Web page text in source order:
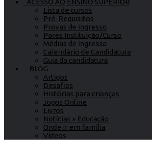
ACESSO AO ENSINO SUPERIOR
Lista de cursos
Pré-Requisitos
Provas de Ingresso
Pares Instituição/Curso
Médias de Ingresso
Calendário de Candidatura
Guia da candidatura
BLOG
Artigos
Desafios
Histórias para crianças
Jogos Online
Livros
Notícias » Educação
Onde ir em família
Vídeos